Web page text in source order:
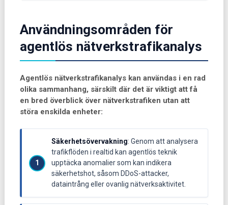
Användningsområden för
agentlös nätverkstrafikanalys
Agentlös nätverkstrafikanalys kan användas i en rad
olika sammanhang, särskilt där det är viktigt att få
en bred överblick över nätverkstrafiken utan att
störa enskilda enheter:
Säkerhetsövervakning: Genom att analysera
trafikflöden i realtid kan agentlös teknik
upptäcka anomalier som kan indikera
säkerhetshot, såsom DDoS-attacker,
dataintrång eller ovanlig nätverksaktivitet.